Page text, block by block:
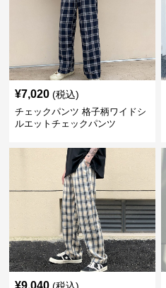
¥7,020 (税込)
チェックパンツ 格子柄ワイドシ
ルエットチェックパンツ
¥9,040